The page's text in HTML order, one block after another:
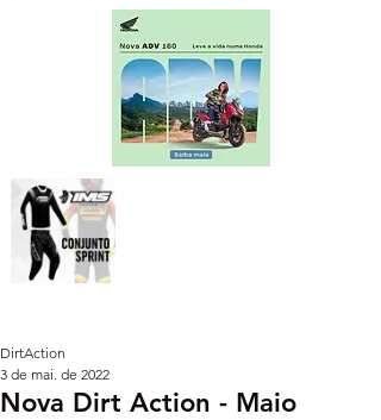
Nova Dirt Action - Maio
DirtAction
3 de mai. de 2022